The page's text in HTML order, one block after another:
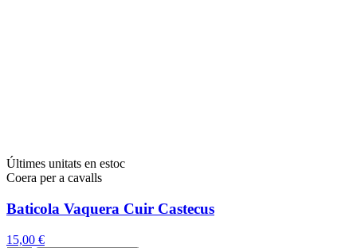
Últimes unitats en estoc
Coera per a cavalls
Baticola Vaquera Cuir Castecus
15,00 €